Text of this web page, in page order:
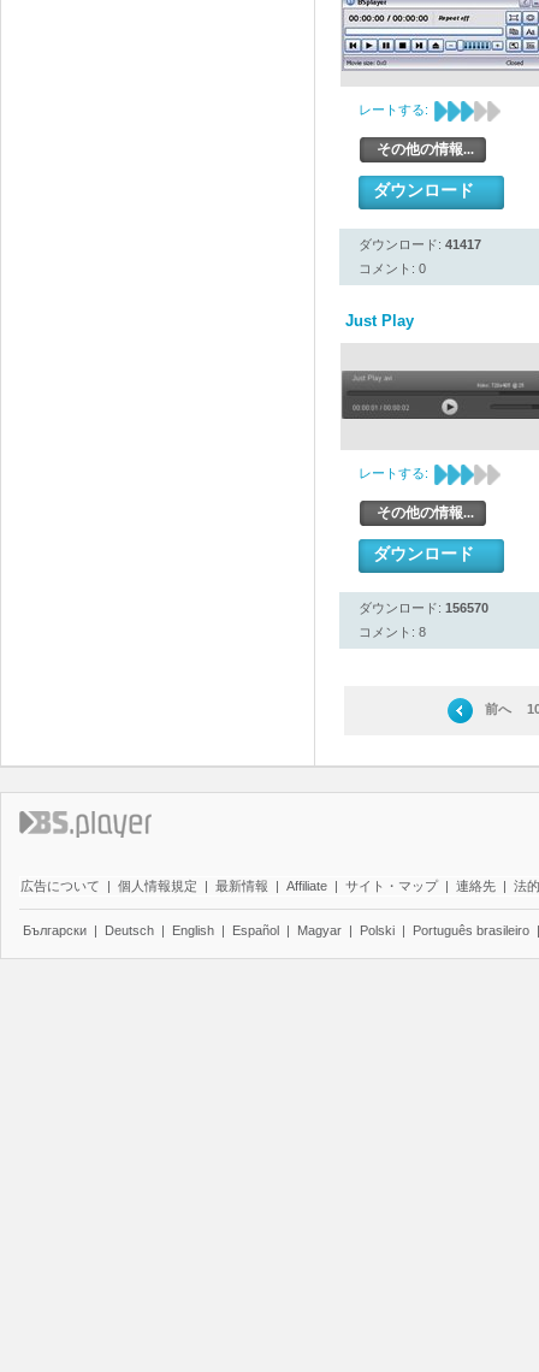
レートする:
その他の情報...
ダウンロード
ダウンロード: 41417
コメント: 0
Just Play
レートする:
その他の情報...
ダウンロード
ダウンロード: 156570
コメント: 8
前へ
広告について | 個人情報規定 | 最新情報 | Affiliate | サイト・マップ | 連絡先 | 法
Български | Deutsch | English | Español | Magyar | Polski | Português brasileiro